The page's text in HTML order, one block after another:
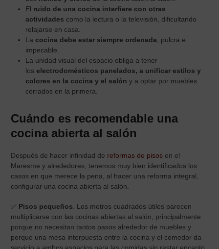
El ruido de una cocina interfiere con otras
actividades como la lectura o la televisión, dificultando
relajarse en casa.
Lacocina debe estar siempre ordenada , pulcra e
impecable.
La unidad visual del espacio obliga a tener
loselectrodomésticos panelados, a unificar estilos y
colores en la cocina y el salóny a optar por muebles
cerrados en la primera.
Cuándo es recomendable una
cocina abierta al salón
Después de hacer infinidad de reformas de pisos en el
Maresme y alrededores, tenemos muy bien identificados los
casos en que merece la pena, al hacer una reforma integral,
configurar una cocina abierta al salón.
✅ Pisos pequeños . Los metros cuadrados útiles parecen
multiplicarse con las cocinas abiertas al salón, principalmente
porque no necesitan tantos pasos alrededor de muebles y
porque una mesa interpuesta entre la cocina y el comedor da